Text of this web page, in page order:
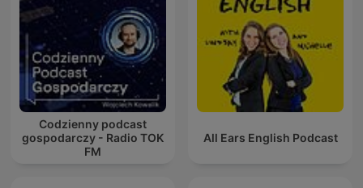
Codzienny podcast
gospodarczy - Radio TOK
FM
All Ears English Podcast